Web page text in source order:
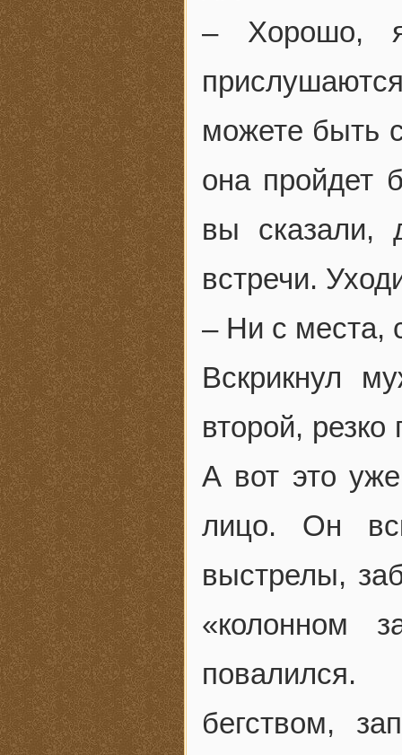
– Хорошо,
можете быть
она пройдет
вы сказали,
встречи.
– Ни с места,
Вскрикнул
второй,
А вот это
лицо. Он
выстрелы,
«колонном
повалился.
бегством,